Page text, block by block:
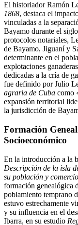
El historiador Ramón
1868, destaca el
vinculadas a la
Bayamo durante el
protocolos notariales,
de Bayamo, Jiguaní y
determinante en el
explotaciones
dedicadas a la cría de
fue definido por Julio
agraria de Cuba como
expansión territorial
la jurisdicción de
Formación
Socioeconómico
En la introducción a la
Descripción de la isla
su población y
formación genealógica
poblamiento temprano
estuvo estrechamente
y su influencia en el
Ibarra, en su estudio